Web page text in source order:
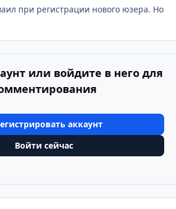
при регистрации нового юзера. Но
или войдите в него для
аккаунт
Войти сейчас